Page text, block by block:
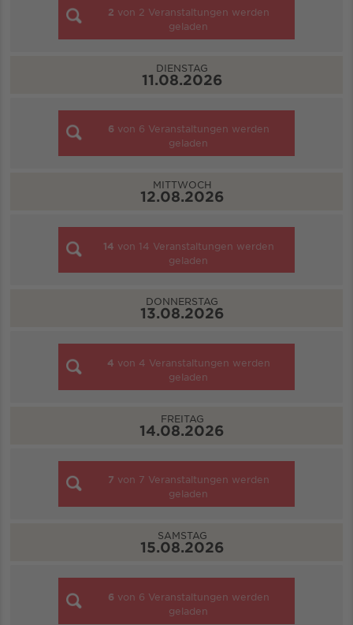
2 von 2 Veranstaltungen werden
geladen
DIENSTAG
11.08.2026
6 von 6 Veranstaltungen werden
geladen
MITTWOCH
12.08.2026
14 von 14 Veranstaltungen werden
geladen
DONNERSTAG
13.08.2026
4 von 4 Veranstaltungen werden
geladen
FREITAG
14.08.2026
7 von 7 Veranstaltungen werden
geladen
SAMSTAG
15.08.2026
6 von 6 Veranstaltungen werden
geladen